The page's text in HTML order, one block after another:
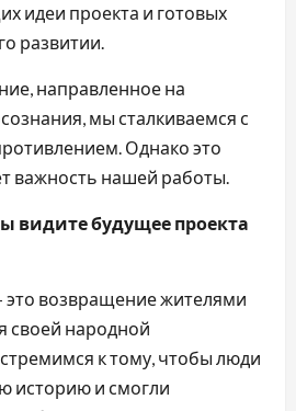
идеи проекта и готовых
развитии.
направленное на
мы сталкиваемся с
Однако это
важность нашей работы.
видите будущее проекта
это возвращение жителями
своей народной
к тому, чтобы люди
историю и смогли